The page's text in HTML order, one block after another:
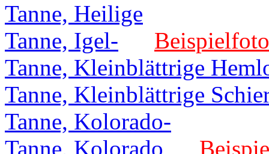
Tanne, Heilige
Tanne, Igel-
Tanne, Kleinblättrige
Tanne, Kleinblättrige
Tanne, Kolorado-
Tanne, Kolorado